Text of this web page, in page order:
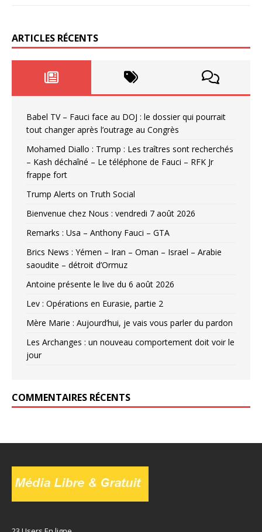
ARTICLES RÉCENTS
Babel TV – Fauci face au DOJ : le dossier qui pourrait
tout changer après l’outrage au Congrès
Mohamed Diallo : Trump : Les traîtres sont recherchés
– Kash déchaîné – Le téléphone de Fauci – RFK Jr
frappe fort
Trump Alerts on Truth Social
Bienvenue chez Nous : vendredi 7 août 2026
Remarks : Usa – Anthony Fauci – GTA
Brics News : Yémen – Iran – Oman – Israel – Arabie
saoudite – détroit d’Ormuz
Antoine présente le live du 6 août 2026
Lev : Opérations en Eurasie, partie 2
Mère Marie : Aujourd’hui, je vais vous parler du pardon
Les Archanges : un nouveau comportement doit voir le
jour
COMMENTAIRES RÉCENTS